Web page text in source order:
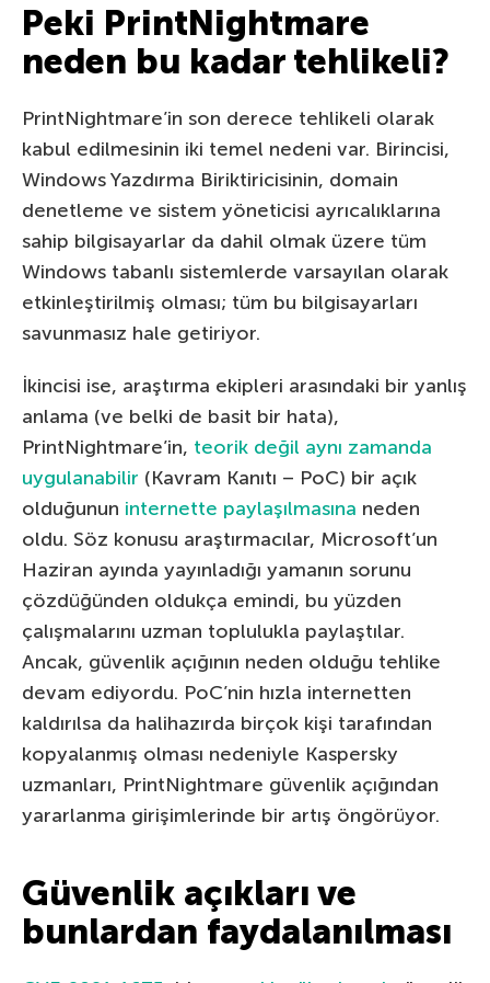
Peki PrintNightmare
neden bu kadar tehlikeli?
PrintNightmare’in son derece tehlikeli olarak
kabul edilmesinin iki temel nedeni var. Birincisi,
Windows Yazdırma Biriktiricisinin, domain
denetleme ve sistem yöneticisi ayrıcalıklarına
sahip bilgisayarlar da dahil olmak üzere tüm
Windows tabanlı sistemlerde varsayılan olarak
etkinleştirilmiş olması; tüm bu bilgisayarları
savunmasız hale getiriyor.
İkincisi ise, araştırma ekipleri arasındaki bir yanlış
anlama (ve belki de basit bir hata),
PrintNightmare’in, teorik değil aynı zamanda
uygulanabilir (Kavram Kanıtı – PoC) bir açık
olduğunun internette paylaşılmasına neden
oldu. Söz konusu araştırmacılar, Microsoft’un
Haziran ayında yayınladığı yamanın sorunu
çözdüğünden oldukça emindi, bu yüzden
çalışmalarını uzman toplulukla paylaştılar.
Ancak, güvenlik açığının neden olduğu tehlike
devam ediyordu. PoC’nin hızla internetten
kaldırılsa da halihazırda birçok kişi tarafından
kopyalanmış olması nedeniyle Kaspersky
uzmanları, PrintNightmare güvenlik açığından
yararlanma girişimlerinde bir artış öngörüyor.
Güvenlik açıkları ve
bunlardan faydalanılması